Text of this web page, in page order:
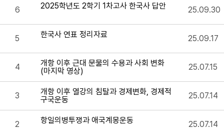
6 2025학년도 2학기 1차고사 한국사 답안 25.09.30
5 한국사 연표 정리자료 25.09.17
4
개항 이후 근대 문물의 수용과 사회 변화
(마지막 영상)
25.07.15
3
개항 이후 열강의 침탈과 경제변화, 경제적
구국운동
25.07.14
2 항일의병투쟁과 애국계몽운동 25.07.14